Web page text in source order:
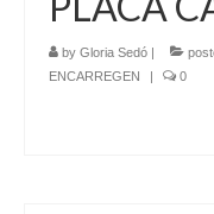
by Gloria Sedó |
ENCARREGEN
| 0